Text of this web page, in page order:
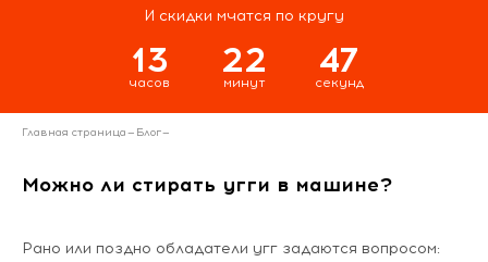
И скидки мчатся по кругу
13
часов
22
минут
47
секунд
Главная страница— Блог—
Можно ли стирать угги в машине?
Рано или поздно обладатели угг задаются вопросом: